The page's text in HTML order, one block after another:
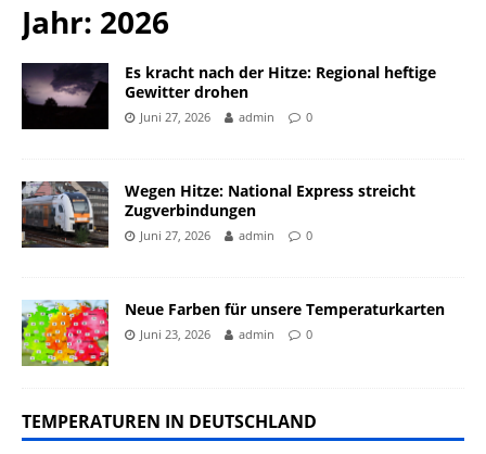
Jahr: 2026
Es kracht nach der Hitze: Regional heftige
Gewitter drohen
Juni 27, 2026 admin 0
Wegen Hitze: National Express streicht
Zugverbindungen
Juni 27, 2026 admin 0
Neue Farben für unsere Temperaturkarten
Juni 23, 2026 admin 0
TEMPERATUREN IN DEUTSCHLAND